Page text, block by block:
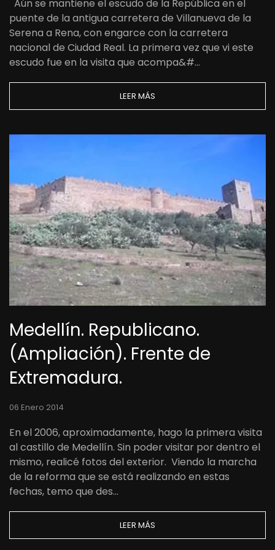
Aún se mantiene el escudo de la República en el
puente de la antigua carretera de Villanueva de la
Serena a Rena, con engarce con la carretera
nacional de Ciudad Real. La primera vez que vi este
escudo fue en la visita que acompa&#…
LEER MÁS
Medellín. Republicano.
(Ampliación). Frente de
Extremadura.
06 Enero 2014
En el 2006, aproximadamente, hago la primera visita
al castillo de Medellín. Sin poder visitar por dentro el
mismo, realicé fotos del exterior. Viendo la marcha
de la reforma que se está realizando en estas
fechas, temo que des…
LEER MÁS